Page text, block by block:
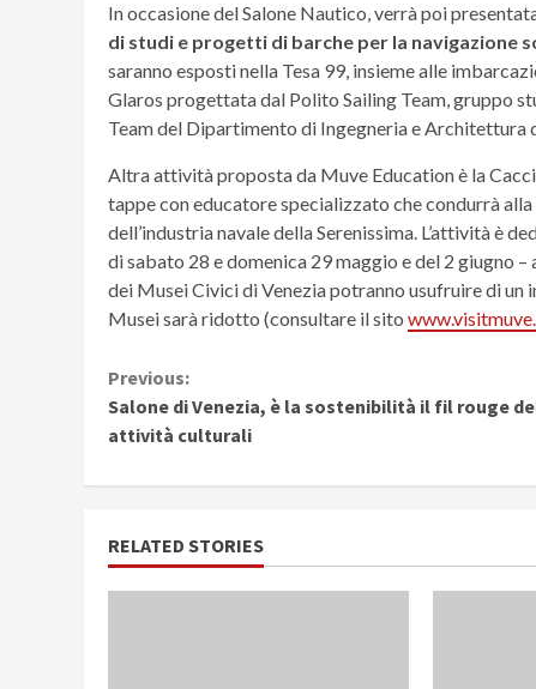
In occasione del Salone Nautico, verrà poi
di studi e progetti di barche per la navigazione
saranno esposti nella Tesa 99, insieme alle
Glaros progettata dal Polito Sailing Team, gruppo
Team del Dipartimento di Ingegneria e Architettura
Altra attività proposta da Muve Education è la
tappe con educatore specializzato che condurrà
dell’industria navale della Serenissima. L’attività è
di sabato 28 e domenica 29 maggio e del 2 giugno
dei Musei Civici di Venezia potranno usufruire di un
Musei sarà ridotto (consultare il sito
Continue
Reading
Previous:
Salone di Venezia, è la sostenibilità il fil rouge
attività culturali
RELATED STORIES